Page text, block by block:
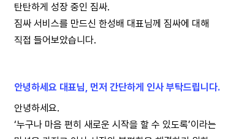
탄탄하게 성장 중인 짐싸.
짐싸 서비스를 만드신 한성배 대표님께 짐싸에 대해
직접 들어보았습니다.
안녕하세요 대표님, 먼저 간단하게 인사 부탁드립니다.
안녕하세요.
‘누구나 마음 편히 새로운 시작을 할 수 있도록’이라는